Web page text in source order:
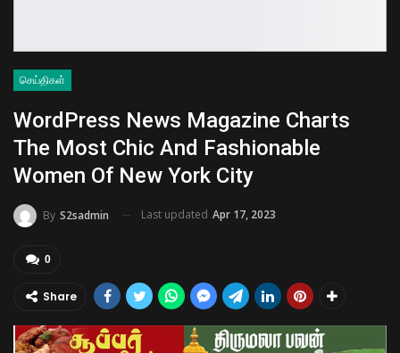
செய்திகள்
WordPress News Magazine Charts
The Most Chic And Fashionable
Women Of New York City
By S2sadmin Last updated Apr 17, 2023
0
Share